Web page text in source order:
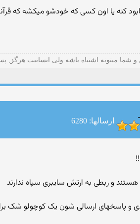
کنه یا اون کسی که خودشو میکشه که
و شما میتونه اشتباه باشه ولی انسانیت هرگز,
ارسالها: 6280
هستند و ربطی به ارتش سایبری سپاه ندارند
و پاسخهای ارسالی شون یک کوچولو شک